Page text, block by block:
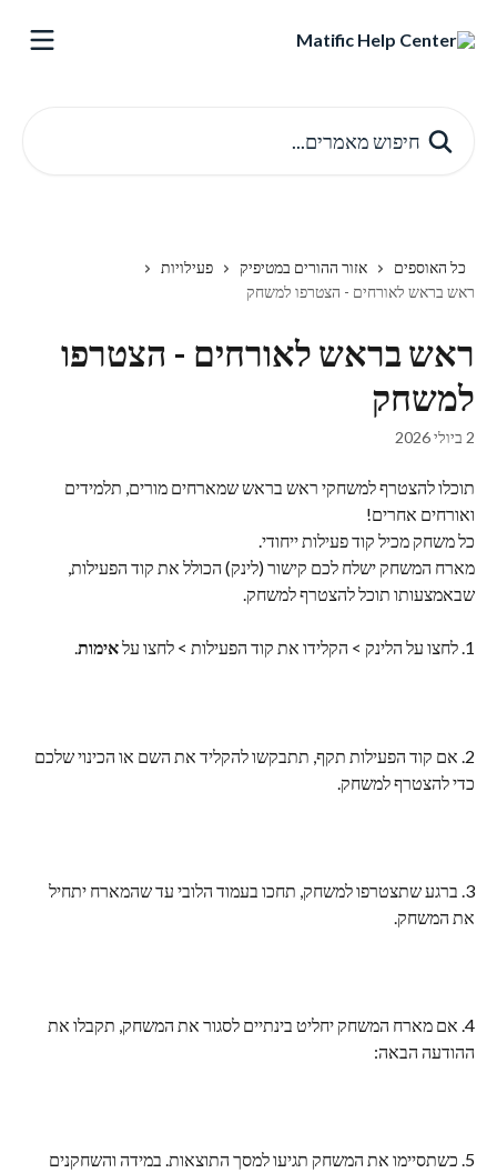
כל האוספים אזור ההורים במטיפיק
פעילויות
ראש בראש לאורחים - הצטרפו למשחק
ראש בראש לאורחים - הצטרפו
למשחק
2 ביולי 2026
תוכלו להצטרף למשחקי ראש בראש שמארחים מורים, תלמידים
ואורחים אחרים!
כל משחק מכיל קוד פעילות ייחודי.
מארח המשחק ישלח לכם קישור (לינק) הכולל את קוד הפעילות,
שבאמצעותו תוכל להצטרף למשחק.
1. לחצו על הלינק > הקלידו את קוד הפעילות > לחצו על אימות.
2. אם קוד הפעילות תקף, תתבקשו להקליד את השם או הכינוי שלכם
כדי להצטרף למשחק.
3. ברגע שתצטרפו למשחק, תחכו בעמוד הלובי עד שהמארח יתחיל
את המשחק.
4. אם מארח המשחק יחליט בינתיים לסגור את המשחק, תקבלו את
ההודעה הבאה:
5. כשתסיימו את המשחק תגיעו למסך התוצאות. במידה והשחקנים